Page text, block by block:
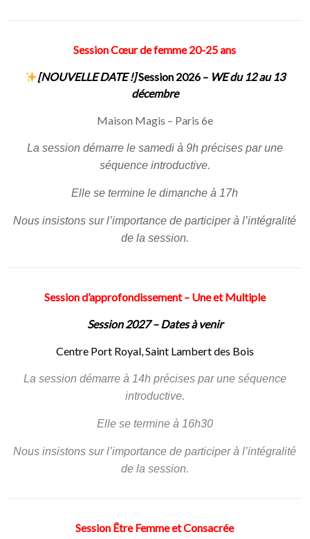
Session Cœur de femme 20-25 ans
[NOUVELLE DATE !]Session 2026 – WE du 12 au 13
décembre
Maison Magis – Paris 6e
La session démarre le samedi à 9h précises par une
séquence introductive.
Elle se termine le dimanche à 17h
Nous insistons sur l’importance de participer à l’intégralité
de la session.
Session d’approfondissement – Une et Multiple
Session 2027 – Dates à venir
Centre Port Royal, Saint Lambert des Bois
La session démarre à 14h précises par une séquence
introductive.
Elle se termine à 16h30
Nous insistons sur l’importance de participer à l’intégralité
de la session.
Session Être Femme et Consacrée